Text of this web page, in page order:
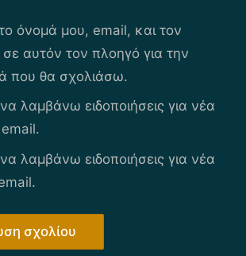
όνομά μου, email, και τον
σε αυτόν τον πλοηγό για την
που θα σχολιάσω.
λαμβάνω ειδοποιήσεις για νέα
λαμβάνω ειδοποιήσεις για νέα